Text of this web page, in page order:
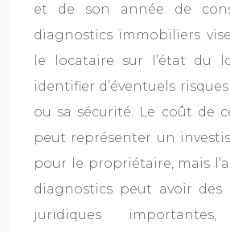
et de son année de
diagnostics immobiliers
le locataire sur l’état du
identifier d’éventuels
ou sa sécurité. Le coût de
peut représenter un
pour le propriétaire, mais
diagnostics peut avoir des
juridiques